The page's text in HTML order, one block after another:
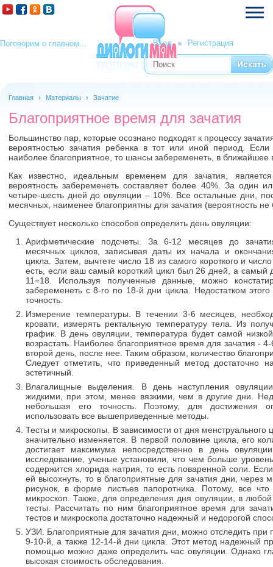
Поговорим о главном... Вход Регистрация
Форма поиска
Поиск
Главная › Материалы › Зачатие
Благоприятное время для зачатия
Большинство пар, которые осознано подходят к процессу
вероятностью зачатия ребенка в тот или иной период.
наиболее благоприятное, то шансы забеременеть, в ближайшее
Как известно, идеальным временем для зачатия,
вероятность забеременеть составляет более 40%. За один
четыре-шесть дней до овуляции – 10%. Все остальные дни,
месячных, наименее благоприятны для зачатия (вероятность не
Существует несколько способов определить день овуляции:
Арифметические подсчеты. За 6-12 месяцев до
месячных циклов, записывая даты их начала и
цикла. Затем, вычтете число 18 из самого короткого и
есть, если ваш самый короткий цикл был 26 дней, а самый
11=18. Используя полученные данные, можно
забеременеть с 8-го по 18-й дни цикла. Недостатком
точность.
Измерение температуры. В течении 3-6 месяцев,
кровати, измерять ректальную температуру тела. Из
график. В день овуляции, температура будет самой
возрастать. Наиболее благоприятное время для зачатия -
второй день, после нее. Таким образом, количество
Следует отметить, что приведенный метод достаточно
эстетичный.
Влагалищные выделения. В день наступления
жидкими, при этом, менее вязкими, чем в другие дни.
небольшая его точность. Поэтому, для достижения
использовать все вышеприведенные методы.
Тесты и микроскопы. В зависимости от дня менструального
значительно изменяется. В первой половине цикла, его
достигает максимума непосредственно в день
исследование, ученые установили, что чем больше
содержится хлорида натрия, то есть поваренной соли.
ей высохнуть, то в благоприятные для зачатия дни, через
рисунок, в форме листьев папоротника. Потому, все
микроскоп. Также, для определения дня овуляции, в
тесты. Рассчитать по ним благоприятное время для
тестов и микроскопа достаточно надежный и недорогой
УЗИ. Благоприятные для зачатия дни, можно отследить
9-10-й, а также 12-14-й дни цикла. Этот метод надежный
помощью можно даже определить час овуляции. Однако
высокая стоимость обследования.